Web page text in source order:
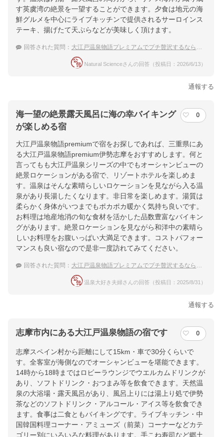
楽天トラベルで
ホテル詳細を詳しく見る
す英虞湾の絶景を一望することができます。夕食は地元の海
鮮グルメを中心にライブキッチンで提供されるサーロインス
テーキ、揚げたて天ぷらなどが美味しく頂けます。
回答された質問： 大江戸温泉物語プレミアムでプチ贅沢するならどこがおすすめ？
Natural Scienceさんの回答（投稿日：2026/6/13）
通報する
海一望の絶景露天風呂に海の幸バイキング
が楽しめる宿
0
大江戸温泉物語premiumで宿をお探しであれば、三重県にあ
る大江戸温泉物語premium伊勢志摩をおすすめします。何と
言ってもも大江戸温泉シリーズの中でもオーシャンビューの
絶景ロケーションがある宿で、リゾートホテルを楽しめま
す。温泉はそんな素晴らしいロケーションを見ながら入る温
泉があり長湯したくなります。非日常を楽しめます。湯質は
柔らかく身体がいつまでもポカポカ暖かく気持ち良いです。
お料理は地産地消の旬な食材を活かした品数豊富なバイキン
グがあります。絶景ロケーションを見ながら和洋中の素晴ら
しいお料理をお腹いっぱい大満足できます。コストパフォー
マンスも良い宿なので是非一度訪れてみてください。
回答された質問： 大江戸温泉物語プレミアムでプチ贅沢するならどこがおすすめ？
温泉大好き夫婦さんの回答（投稿日：2025/8/31）
通報する
志摩市内にある大江戸温泉物語の宿です 0
志摩スペイン村から距離にして15km・車で30分くらいで
す。全客室が海側なのでオーシャンビューを堪能できます。
14時から18時まではロビーラウンジでウエルカムドリンクが
あり、ソフトドリンク・おつまみ等を飲食できます。天然温
泉の大浴場・露天風呂があり、風呂上りには湯上り処で伊勢
茶などのソフトドリンク・アルコール・アイス等を飲食でき
ます。食事は二食ともバイキングです。ライブキッチン・中
国韓国料理コーナー・アミューズ（前菜）コーナーなどカテ
ゴリー別にいろいろな料理があります。手こね寿司など郷土